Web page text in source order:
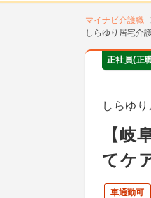
マイナビ介護職
しらゆり居宅介
正社員(正
しらゆ
【岐
てケ
車通勤可